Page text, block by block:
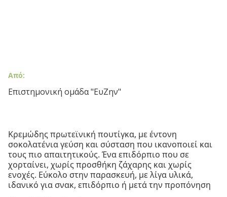
Από:
Επιστημονική ομάδα "ΕυΖην"
Κρεμώδης πρωτεϊνική πουτίγκα, με έντονη
σοκολατένια γεύση και σύσταση που ικανοποιεί και
τους πιο απαιτητικούς. Ένα επιδόρπιο που σε
χορταίνει, χωρίς προσθήκη ζάχαρης και χωρίς
ενοχές. Εύκολο στην παρασκευή, με λίγα υλικά,
ιδανικό για σνακ, επιδόρπιο ή μετά την προπόνηση